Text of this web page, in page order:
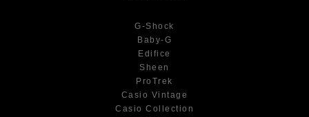
G-Shock
Baby-G
Edifice
Sheen
ProTrek
Casio Vintage
Casio Collection